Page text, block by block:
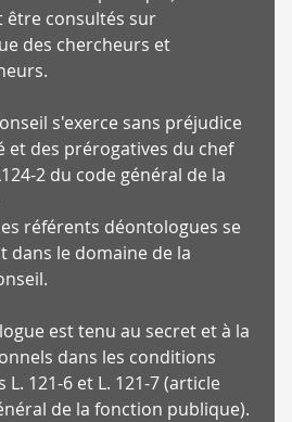
être consultés sur
des chercheurs et
s'exerce sans préjudice
et des prérogatives du chef
2 du code général de la
référents déontologues se
dans le domaine de la
est tenu au secret et à la
dans les conditions
121-6 et L. 121-7 (article
de la fonction publique).